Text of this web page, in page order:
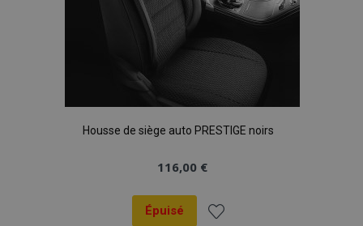
Housse de siège auto PRESTIGE noirs
116,00 €
Épuisé